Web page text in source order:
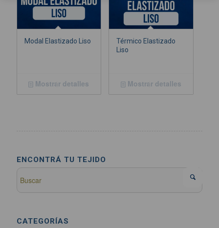
Modal Elastizado Liso
Mostrar detalles
Térmico Elastizado
Liso
Mostrar detalles
ENCONTRÁ TU TEJIDO
CATEGORÍAS